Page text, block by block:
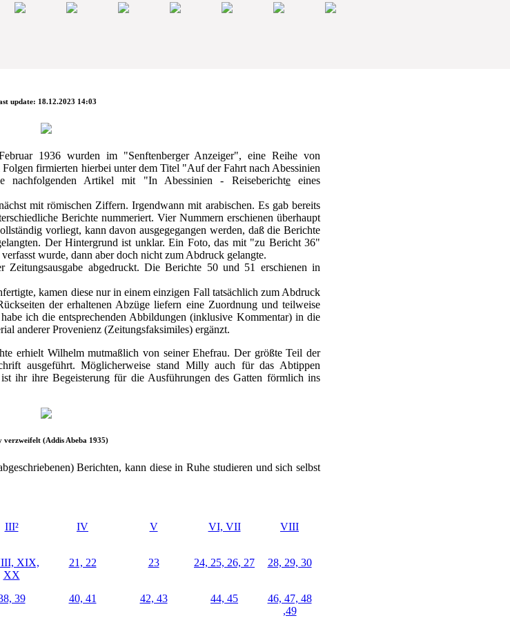
update: 18.12.2023 14:03
1936 wurden im "Senftenberger Anzeiger", eine Reihe von
firmierten hierbei unter dem Titel "Auf der Fahrt nach Abessinien
nachfolgenden Artikel mit "In Abessinien - Reiseberichteeines
mit römischen Ziffern. Irgendwann mit arabischen. Es gab bereits
Berichte nummeriert. Vier Nummern erschienen überhaupt
vorliegt, kann davon ausgegegangen werden, daß die Berichte
Der Hintergrund ist unklar. Ein Foto, das mit "zu Bericht 36"
wurde, dann aber doch nicht zum Abdruck gelangte.
abgedruckt. Die Berichte 50 und 51 erschienen in
kamen diese nur in einem einzigen Fall tatsächlich zum Abdruck
der erhaltenen Abzüge liefern eine Zuordnung und teilweise
ich die entsprechenden Abbildungen (inklusive Kommentar) in die
anderer Provenienz (Zeitungsfaksimiles) ergänzt.
erhielt Wilhelm mutmaßlich von seiner Ehefrau. Der größte Teil der
ausgeführt. Möglicherweise stand Milly auch für das Abtippen
ihr ihre Begeisterung für die Ausführungen des Gatten förmlich ins
verzweifelt (Addis Abeba 1935)
Berichten, kann diese in Ruhe studieren und sich selbst
III² IV V VI, VII VIII
XIX,
XX
21, 22 23 24, 25, 26, 27 28, 29, 30
39 40, 41 42, 43 44, 45
46, 47, 48
,49